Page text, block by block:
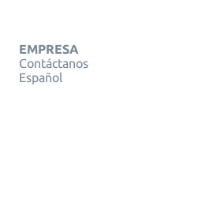
EMPRESA
Contáctanos
Español